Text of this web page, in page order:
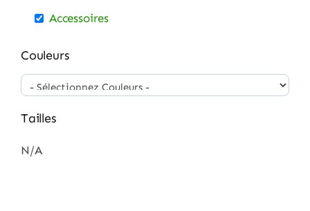
Accessoires
Couleurs
Tailles
N/A